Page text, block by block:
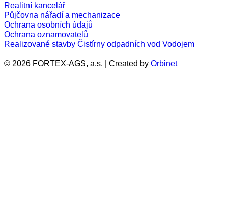
Realitní kancelář
Půjčovna nářadí a mechanizace
Ochrana osobních údajů
Ochrana oznamovatelů
Realizované stavby Čistírny odpadních vod Vodojem
© 2026 FORTEX-AGS, a.s. | Created by Orbinet